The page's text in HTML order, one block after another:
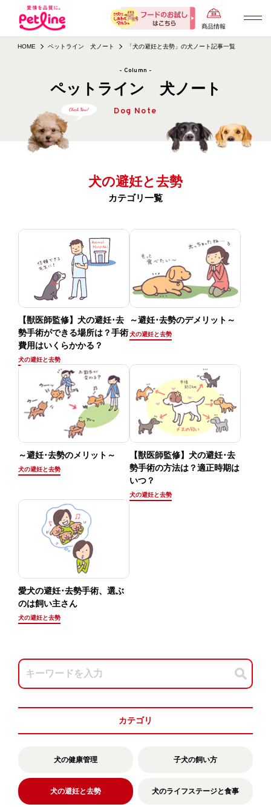
商品情報
HOME ペットライン 犬ノート 「犬の避妊と去勢」の犬ノート記事一覧
- Column -
ペットライン 犬ノート
Dog Note
犬の避妊と去勢
カテゴリ一覧
【獣医師監修】犬の避妊･去
勢手術ができる場所は？手術
費用はいくらかかる？
犬の避妊と去勢
～避妊･去勢のデメリット～
犬の避妊と去勢
～避妊･去勢のメリット～
犬の避妊と去勢
【獣医師監修】犬の避妊･去
勢手術の方法は？適正時期は
いつ？
犬の避妊と去勢
愛犬の避妊･去勢手術、選ぶ
のは飼い主さん
犬の避妊と去勢
カテゴリ
犬の健康管理 子犬の飼い方
犬の避妊と去勢 犬のライフステージと食事